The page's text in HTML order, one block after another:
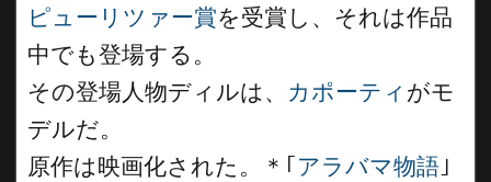
ピューリツァー賞を受賞し、それは作品
中でも登場する。
その登場人物ディルは、 カポーティ がモ
デルだ。
原作は映画化された。＊｢ アラバマ物語 ｣